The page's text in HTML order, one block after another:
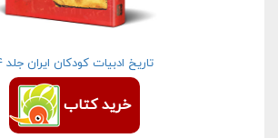
تاریخ ادبیات كودكان ایران جلد ۴
خرید کتاب